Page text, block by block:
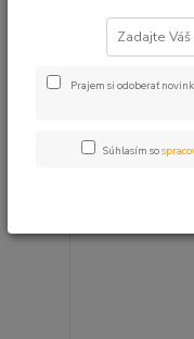
Prajem si odoberať
Súhlasím so